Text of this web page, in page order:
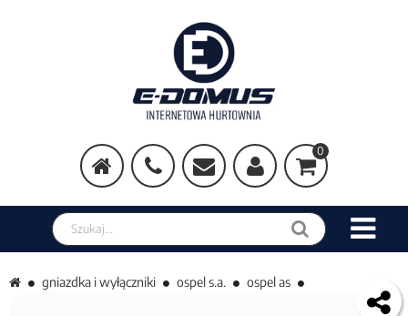
0
Szukaj w sklepie
gniazdka i wyłączniki ospel s.a. ospel as